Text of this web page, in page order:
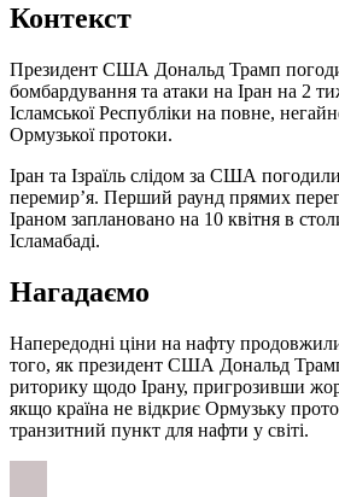
Контекст
Президент США Дональд Трамп
бомбардування та атаки на Іран на 2
Ісламської Республіки на повне,
Ормузької протоки.
Іран та Ізраїль слідом за США
перемир’я. Перший раунд прямих
Іраном заплановано на 10 квітня в
Ісламабаді.
Нагадаємо
Напередодні ціни на нафту
того, як президент США Дональд
риторику щодо Ірану, пригрозивши
якщо країна не відкриє Ормузьку
транзитний пункт для нафти у світі.